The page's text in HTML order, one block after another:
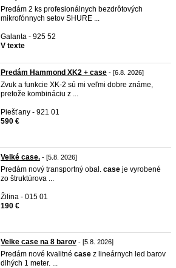
Predám 2 ks profesionálnych bezdrôtových
mikrofónnych setov SHURE ...
Galanta - 925 52
V texte
Predám Hammond XK2 + case - [6.8. 2026]
Zvuk a funkcie XK-2 sú mi veľmi dobre známe,
pretože kombináciu z ...
Piešťany - 921 01
590 €
Velké case. - [5.8. 2026]
Predám nový transportný obal. case je vyrobené
zo štruktúrova ...
Žilina - 015 01
190 €
Velke case na 8 barov - [5.8. 2026]
Predám nové kvalitné case z lineárnych led barov
dlhých 1 meter. ...